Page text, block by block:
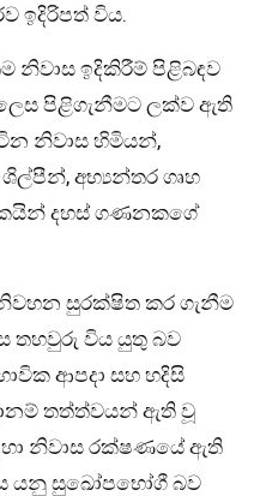
ඉදිරිපත් විය.
නිවාස ඉදිකිරීම් පිළිබඳව
පිළිගැනීමට ලක්ව ඇති
සිටින නිවාස හිමියන්,
අභ්‍යන්තර ගෘහ
දහස් ගණනකගේ
නිවහන සුරක්ෂිත කර ගැනීම
තහවුරු විය යුතු බව
ආපදා සහ හදිසි
තත්ත්වයන් ඇති වූ
නිවාස රක්ෂණයේ ඇති
යනු සුඛෝපභෝගී බව